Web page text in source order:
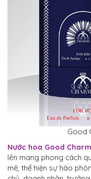
Good
Nước hoa Good
lên mang phong cách
mẽ, thể hiện sự hào